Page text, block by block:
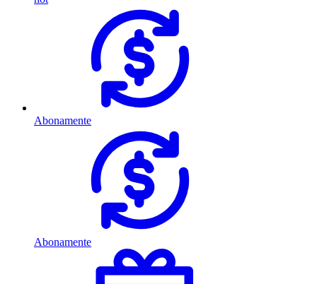
Abonamente
Abonamente